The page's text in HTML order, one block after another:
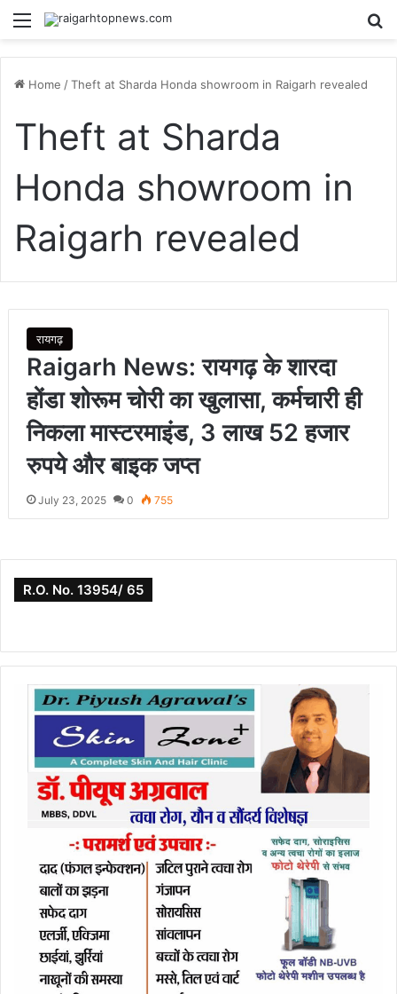
Menu
Home /Theft at Sharda Honda showroom in Raigarh revealed
Theft at Sharda
Honda showroom in
Raigarh revealed
रायगढ़
Raigarh News: रायगढ़ के शारदा
होंडा शोरूम चोरी का खुलासा, कर्मचारी ही
निकला मास्टरमाइंड, 3 लाख 52 हजार
रुपये और बाइक जप्त
July 23, 2025 0 755
R.O. No. 13954/ 65